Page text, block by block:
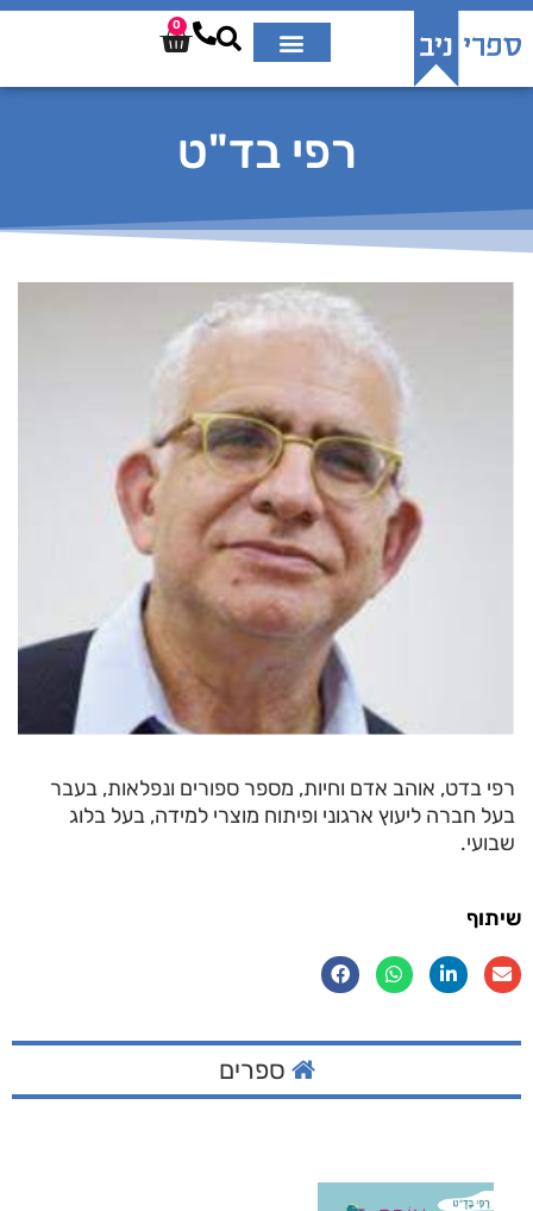
0
רפי בד"ט
רפי בדט, אוהב אדם וחיות, מספר ספורים ונפלאות, בעבר
בעל חברה ליעוץ ארגוני ופיתוח מוצרי למידה, בעל בלוג
שבועי.
שיתוף
ספרים